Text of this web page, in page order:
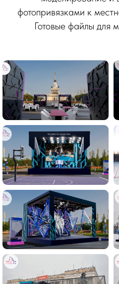
фотопривязками к
Готовые файлы для